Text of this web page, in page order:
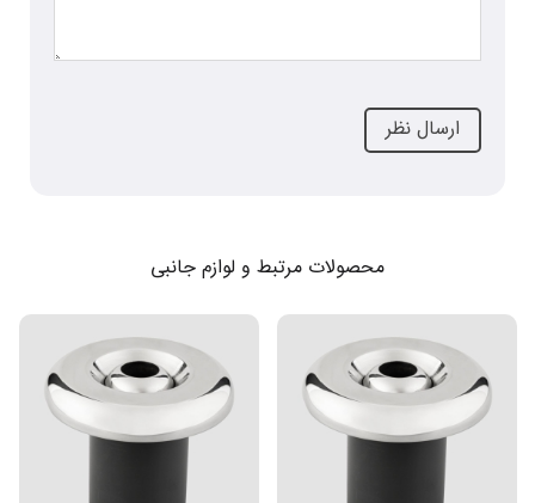
محصولات مرتبط و لوازم جانبی